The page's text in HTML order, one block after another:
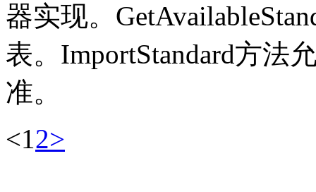
器实现。
表。ImportStandard方法
准。
<12>